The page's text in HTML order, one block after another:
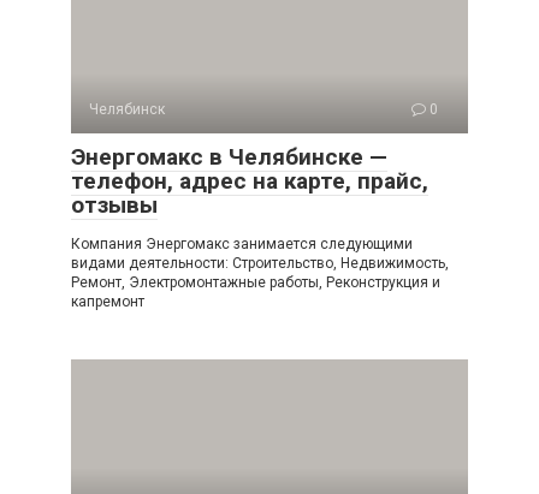
Челябинск 0
Энергомакс в Челябинске —
телефон, адрес на карте, прайс,
отзывы
Компания Энергомакс занимается следующими
видами деятельности: Строительство, Недвижимость,
Ремонт, Электромонтажные работы, Реконструкция и
капремонт